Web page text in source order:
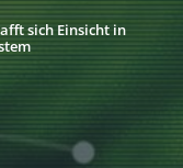
sich Einsicht in